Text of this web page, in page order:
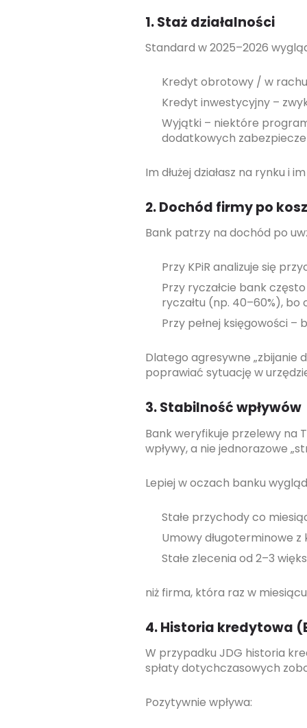
1. Staż działalności
Standard w 2025–2026
Kredyt obrotowy / w
Kredyt inwestycyjny –
Wyjątki – niektóre
dodatkowych
Im dłużej działasz na rynku i
2. Dochód firmy po
Bank patrzy na dochód po
Przy KPiR analizuje się
Przy ryczałcie bank
ryczałtu (np. 40–60%),
Przy pełnej księgowości –
Dlatego agresywne „zbijanie
poprawiać sytuację w
3. Stabilność wpływów
Bank weryfikuje przelewy na
wpływy, a nie jednorazowe
Lepiej w oczach banku
Stałe przychody co
Umowy długoterminowe
Stałe zlecenia od 2–3
niż firma, która raz w
4. Historia kredytowa
W przypadku JDG historia
spłaty dotychczasowych
Pozytywnie wpływa: